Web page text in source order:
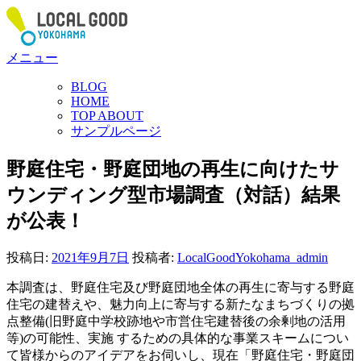
コ
ン
ン
プ
メニュー
BLOG
HOME
TOP ABOUT
サンプルページ
野庭住宅・野庭団地の再生に向けたサ
ウンディング型市場調査（対話）結果
が公表！
投稿日: 2021年9月7日 投稿者: LocalGoodYokohama_admin
本調査は、野庭住宅及び野庭団地全体の再生に寄与する野庭
住宅の建替えや、魅力向上に寄与する新たなまちづくりの拠
点整備(旧野庭中学校跡地や市営住宅建替後の余剰地の活用
等)の可能性、実施 するための具体的な事業スキームについ
て皆様からのアイデアをお伺いし、現在「野庭住宅・野庭団